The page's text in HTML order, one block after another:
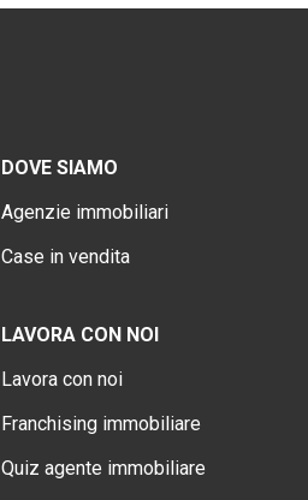
DOVE SIAMO
Agenzie immobiliari
Case in vendita
LAVORA CON NOI
Lavora con noi
Franchising immobiliare
Quiz agente immobiliare